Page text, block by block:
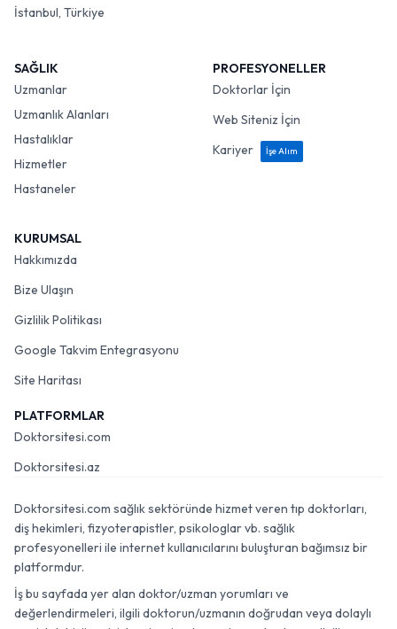
İstanbul, Türkiye
SAĞLIK
Uzmanlar
Uzmanlık Alanları
Hastalıklar
Hizmetler
Hastaneler
PROFESYONELLER
Doktorlar İçin
Web Siteniz İçin
Kariyer
İşe Alım
KURUMSAL
Hakkımızda
Bize Ulaşın
Gizlilik Politikası
Google Takvim Entegrasyonu
Site Haritası
PLATFORMLAR
Doktorsitesi.com
Doktorsitesi.az
Doktorsitesi.com sağlık sektöründe hizmet veren tıp doktorları,
diş hekimleri, fizyoterapistler, psikologlar vb. sağlık
profesyonelleri ile internet kullanıcılarını buluşturan bağımsız bir
platformdur.
İş bu sayfada yer alan doktor/uzman yorumları ve
değerlendirmeleri, ilgili doktorun/uzmanın doğrudan veya dolaylı